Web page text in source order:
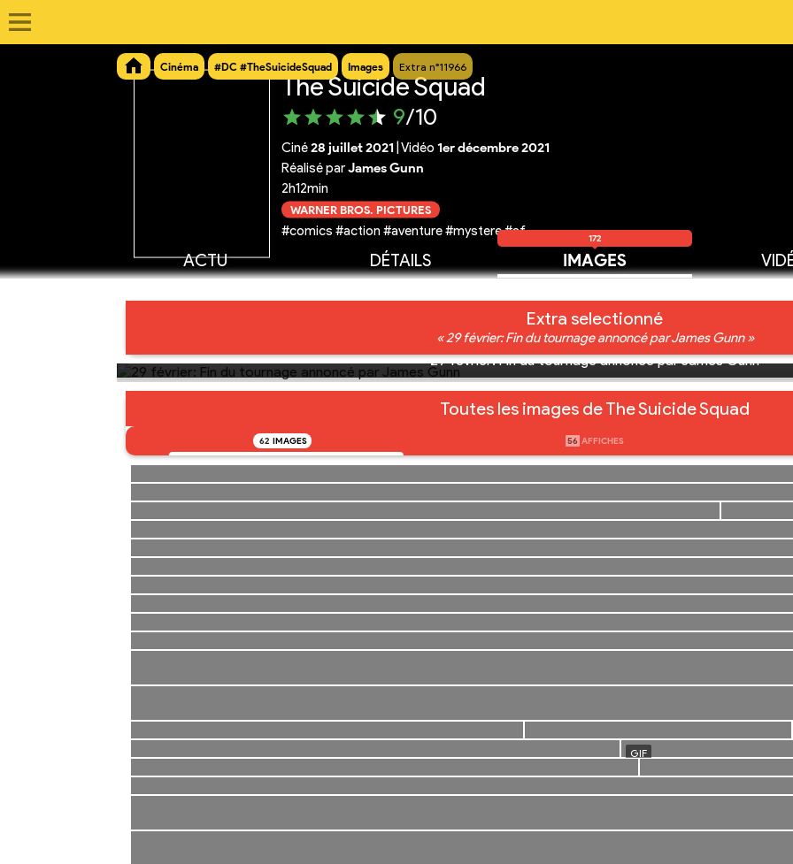
Cinéma #DC #TheSuicideSquad Images Extra n°11966
The Suicide Squad
9/10
Ciné28 juillet 2021 Vidéo 1er décembre 2021
Réalisé parJames Gunn
2h12min
WARNER BROS. PICTURES
#comics #action #aventure #mystere #sf
ACTU DÉTAILS IMAGES
172
Extra selectionné
« 29 février: Fin du tournage annoncé par James Gunn »
29 février: Fin du tournage annoncé par James Gunn
Toutes les images de The Suicide Squad
62 IMAGES 56 AFFICHES